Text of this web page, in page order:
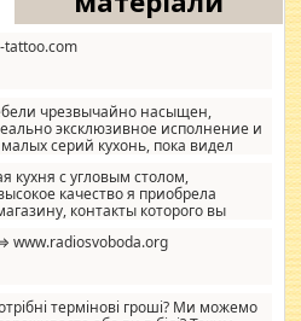
чрезвычайно насыщен,
эксклюзивное исполнение и
серий кухонь, пока видел
креативненько и что главное -
ненужных наворотов удорожающих
кухня с угловым столом,
качество я приобрела
контакты которого вы
www.radiosvoboda.org
термінові гроші? Ми можемо